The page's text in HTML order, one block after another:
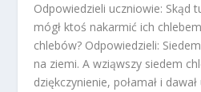
Odpowiedzieli uczniowie: Skąd
mógł ktoś nakarmić ich
chlebów? Odpowiedzieli:
na ziemi. A wziąwszy siedem
dziękczynienie, połamał i